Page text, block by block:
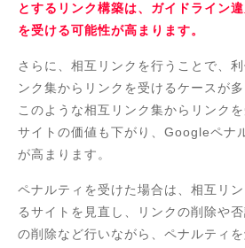
とするリンク構築は、ガイドライン
を受ける可能性が高まります。
さらに、相互リンクを行うことで、
ンク集からリンクを受けるケースが多
このような相互リンク集からリンク
サイトの価値も下がり、Googleペナ
が高まります。
ペナルティを受けた場合は、 相互リ
るサイトを見直し、リンクの削除や
の削除など行いながら、ペナルティ